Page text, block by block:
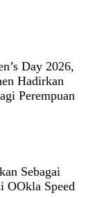
Day 2026,
Hadirkan
Perempuan
Sebagai
OOkla Speed